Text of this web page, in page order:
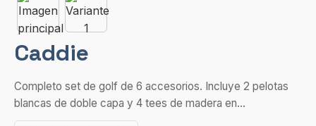
Caddie
Completo set de golf de 6 accesorios. Incluye 2 pelotas
blancas de doble capa y 4 tees de madera en...